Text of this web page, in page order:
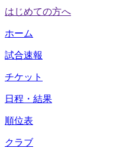
はじめての方へ
ホーム
試合速報
チケット
日程・結果
順位表
クラブ